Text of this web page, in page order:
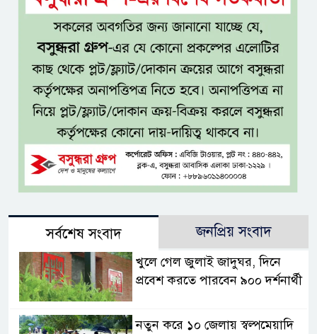
সর্বশেষ সংবাদ জনপ্রিয় সংবাদ
খুলে গেল জুলাই জাদুঘর, দিনে
প্রবেশ করতে পারবেন ৯০০ দর্শনার্থী
নতুন করে ১০ জেলায় স্বল্পমেয়াদি